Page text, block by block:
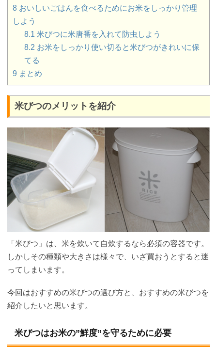
8 おいしいごはんを食べるためにお米をしっかり管理
しよう
8.1 米びつに米唐番を入れて防虫しよう
8.2 お米をしっかり使い切ると米びつがきれいに保
てる
9 まとめ
米びつのメリットを紹介
「米びつ」は、米を炊いて自炊するなら必須の容器です。
しかしその種類や大きさは様々で、いざ買おうとすると迷
ってしまいます。
今回はおすすめの米びつの選び方と、おすすめの米びつを
紹介したいと思います。
米びつはお米の”鮮度”を守るために必要